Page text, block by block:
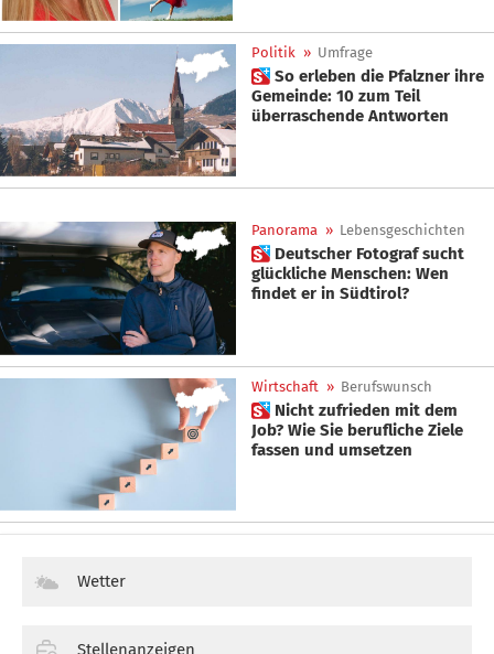
Politik » Umfrage
 So erleben die Pfalzner ihre
Gemeinde: 10 zum Teil
überraschende Antworten
Panorama » Lebensgeschichten
 Deutscher Fotograf sucht
glückliche Menschen: Wen
findet er in Südtirol?
Wirtschaft » Berufswunsch
 Nicht zufrieden mit dem
Job? Wie Sie berufliche Ziele
fassen und umsetzen
Wetter
Stellenanzeigen